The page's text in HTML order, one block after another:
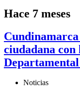
Hace 7 meses
ciudadana con
Departamental
Noticias